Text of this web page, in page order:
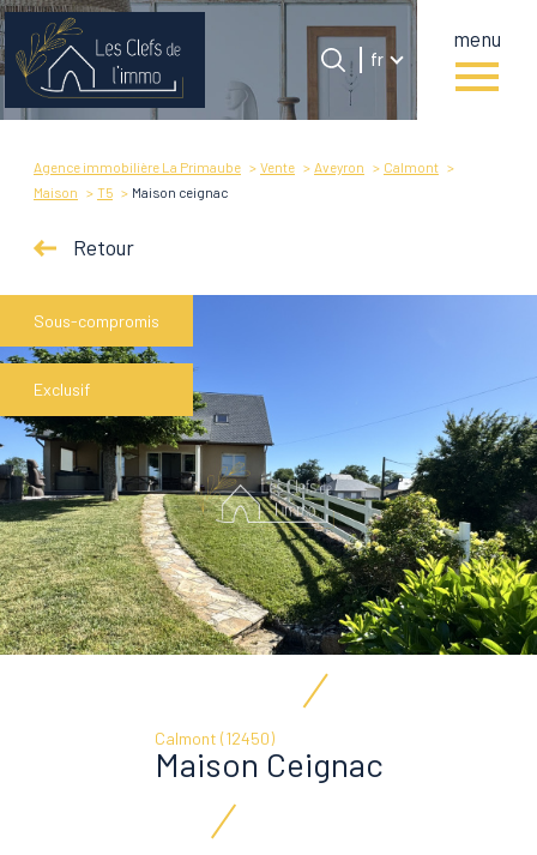
menu
Langue
fr
Accueil
Langue
Agence immobilière La Primaube Vente Aveyron
Calmont
Maison
T5 Maison ceignac
Retour
Sous-compromis
Exclusif
Calmont (12450)
Maison Ceignac